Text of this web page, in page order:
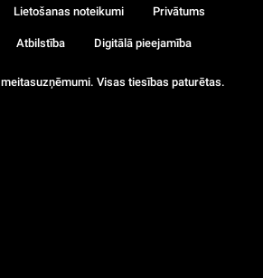
Visas tiesības paturētas.
Lietošanas noteikumi Privātums
Atbilstība Digitālā pieejamība